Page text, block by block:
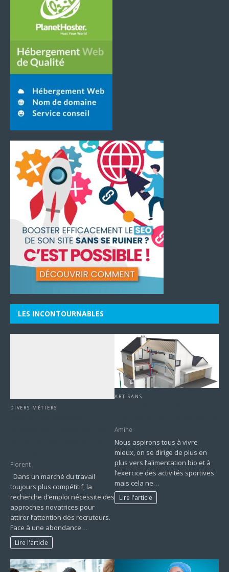
LES INCONTOURNABLES
DIVERS MÉTIERS
Florent
Dans un marché du travail
toujours plus compétitif, la
recherche d’emploi nécessite des
approches novatrices pour
attirer l’attention des recruteurs.
Face à une abondance…
Lire l'article
ARTISANS
Amine
Nous aspirons tous à vivre
mieux, on se dirige de plus en
plus vers l’alimentation bio et à
l’exercice des activités sportives
mais cela ne…
Lire l'article